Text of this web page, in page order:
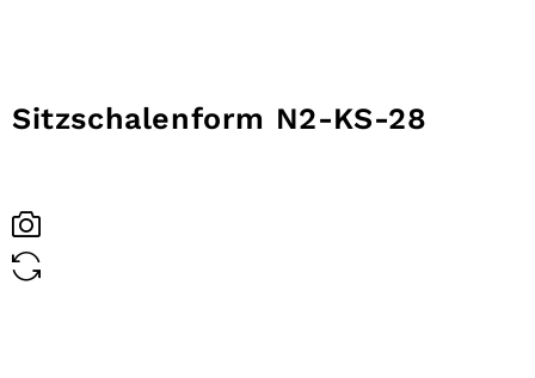
Sitzschalenform N2-KS-28